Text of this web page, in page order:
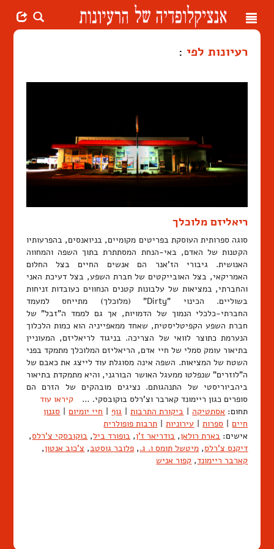
Toggle
רעיונות לפי :
ריאליזם מלוכלך
סוגה ספרותית העוסקת בפריטים מקומיים, בניואנסים, בהפרעותיו
הקטנות של האדם, באי-הנחת המסתתרת בתוך השפה והמחווה
האנושית. גיבורי הז'אנר הם אנשים החיים בצל החלום
האמריקאי, בצל האובייקטים של חברת השפע, בצל דעיכת האני
והחברתי, במציאות של עלבונות קטנים הנחווים כעובדות זניחות
בשוליים. הכינוי "Dirty" (מלוכלך) מתייחס למעמד
החברתי-כלכלי הנמוך של הדמויות, אך גם לממד ה"זבל" של
חברת השפע הקפיטליסטית, שאחד ממאפייניה הוא כמות הלכלוך
הנערמת כתוצר לוואי של הצריכה. בניגוד לריאליזם, המעוניין
בתיאור עומק סמלי של חיי אדם, הריאליזם המלוכלך מתמקד בפני
השטח של המציאות. השפה אינה מסוגלת עוד לייצג את כאבם של
ה"לוזרים" שנפלטו ממעגל האושר הבורגני, והיא מתמקדת בתיאור
ביהביוריסטי של התנהגותם. נציגים מובהקים של הזרם הם
סופרים כגון ריימונד קארבר וצ'רלס בוקובסקי. … קיראו עוד
תחום: אסתטיקה | ביקורת התרבות | גוף | חיי יומיום | סגנון
חיים | ספרות | עירוניות | תרבות פופולרית
אישים: בארת רולאן, בודריאר ז'ן, בופורד ביל, בוקובסקי צ'רלס,
דיקנס צ'רלס, מיטשל תומס ו. ג., פלובר גוסטב, צ'כוב אנטון,
קארבר ריימונד, קפור אניש